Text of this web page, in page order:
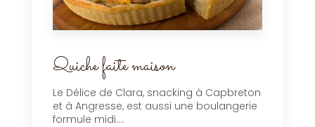
Quiche faite maison
Le Délice de Clara, snacking à Capbreton
et à Angresse, est aussi une boulangerie
formule midi....